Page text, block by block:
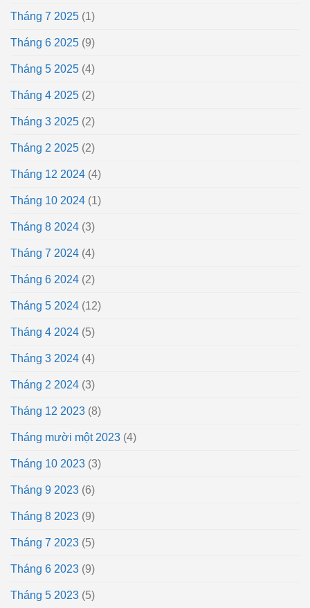
Tháng 7 2025 (1)
Tháng 6 2025 (9)
Tháng 5 2025 (4)
Tháng 4 2025 (2)
Tháng 3 2025 (2)
Tháng 2 2025 (2)
Tháng 12 2024 (4)
Tháng 10 2024 (1)
Tháng 8 2024 (3)
Tháng 7 2024 (4)
Tháng 6 2024 (2)
Tháng 5 2024 (12)
Tháng 4 2024 (5)
Tháng 3 2024 (4)
Tháng 2 2024 (3)
Tháng 12 2023 (8)
Tháng mười một 2023 (4)
Tháng 10 2023 (3)
Tháng 9 2023 (6)
Tháng 8 2023 (9)
Tháng 7 2023 (5)
Tháng 6 2023 (9)
Tháng 5 2023 (5)